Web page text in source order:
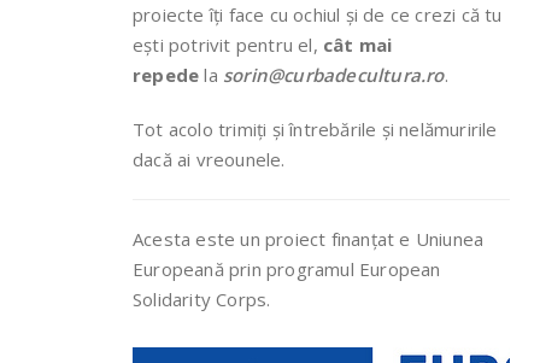
proiecte îți face cu ochiul și de ce crezi că tu
ești potrivit pentru el, cât mai
repede la sorin@curbadecultura.ro.
Tot acolo trimiți și întrebările și nelămuririle
dacă ai vreounele.
Acesta este un proiect finanțat e Uniunea
Europeană prin programul European
Solidarity Corps.